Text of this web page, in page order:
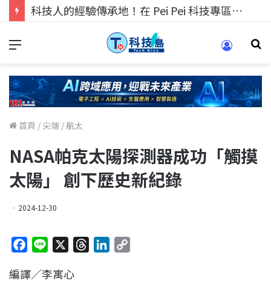
科技人的經驗傳承地！在 Pei Pei 科技專區，與學弟妹交流最硬核的技術
首頁 /尖端 /航太
NASA帕克太陽探測器成功「觸摸
太陽」 創下歷史新紀錄
2024-12-30
c
n
編譯／李寓心